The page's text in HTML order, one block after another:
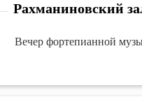
Рахманиновский
Вечер фортепианной